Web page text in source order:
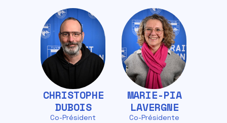
CHRISTOPHE
DUBOIS
Co-Président
MARIE-PIA
LAVERGNE
Co-Présidente